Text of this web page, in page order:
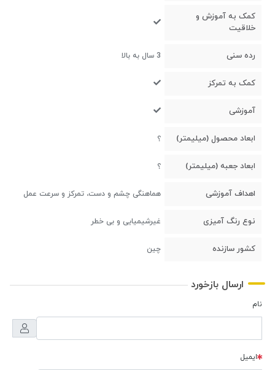
کمک به آموزش و
خلاقیت
رده سنی 3 سال به بالا
کمک به تمرکز
آموزشی
ابعاد محصول (میلیمتر) ؟
ابعاد جعبه (میلیمتر) ؟
اهداف آموزشی هماهنگی چشم و دست، تمرکز و سرعت عمل
نوع رنگ آمیزی غیرشیمیایی و بی خطر
کشور سازنده چین
ارسال بازخورد
نام
ایمیل